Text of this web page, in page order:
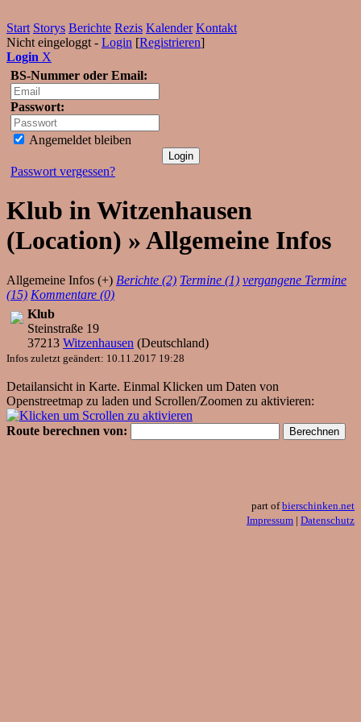
Start Storys Berichte Rezis Kalender Kontakt
Nicht eingeloggt - Login [Registrieren]
Login X
BS-Nummer oder Email:
Passwort:
Angemeldet bleiben
Passwort vergessen?
Klub in Witzenhausen
(Location) » Allgemeine Infos
Allgemeine Infos (+) Berichte (2) Termine (1) vergangene Termine
(15) Kommentare (0)
Klub
Steinstraße 19
37213 Witzenhausen (Deutschland)
Infos zuletzt geändert: 10.11.2017 19:28
Detailansicht in Karte. Einmal Klicken um Daten von
Openstreetmap zu laden und Scrollen/Zoomen zu aktivieren:
Route berechnen von:
part ofbierschinken.net
Impressum | Datenschutz